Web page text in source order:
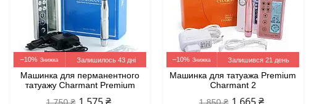
–10% Залишилось 43 дні
Машинка для перманентного
татуажу Charmant Premium
–10% Залишився 21 день
Машинка для татуажа Premium
Charmant 2